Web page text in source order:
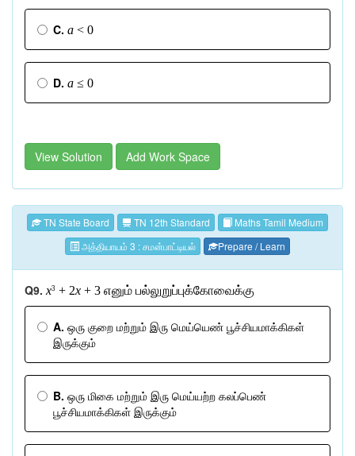
C. a < 0
D. a ≤ 0
View Solution Add Work Space
TN State Board TN 12th Standard
Maths Tamil Medium
அத்தியாயம் 3 : சமன்பாட்டியல்
Prepare / Learn
Q9. x3 + 2x + 3 எனும் பல்லுறுப்புக்கோவைக்கு
A. ஒரு குறை மற்றும் இரு மெய்யெண் பூச்சியமாக்கிகள்
இருக்கும்
B. ஒரு மிகை மற்றும் இரு மெய்யற்ற கலப்பெண்
பூச்சியமாக்கிகள் இருக்கும்